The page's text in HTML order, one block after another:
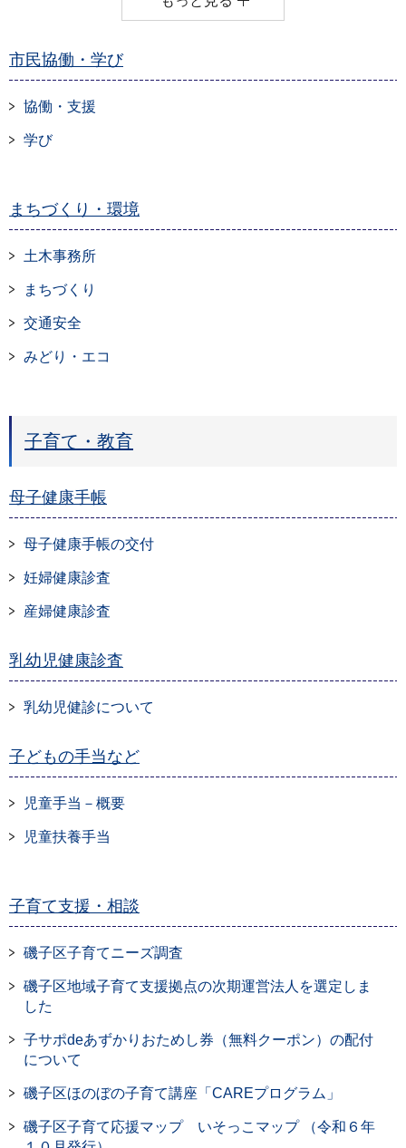
市民協働・学び
協働・支援
学び
まちづくり・環境
土木事務所
まちづくり
交通安全
みどり・エコ
子育て・教育
母子健康手帳
母子健康手帳の交付
妊婦健康診査
産婦健康診査
乳幼児健康診査
乳幼児健診について
子どもの手当など
児童手当－概要
児童扶養手当
子育て支援・相談
磯子区子育てニーズ調査
磯子区地域子育て支援拠点の次期運営法人を選定しま
した
子サポdeあずかりおためし券（無料クーポン）の配付
について
磯子区ほのぼの子育て講座「CAREプログラム」
磯子区子育て応援マップ いそっこマップ （令和６年